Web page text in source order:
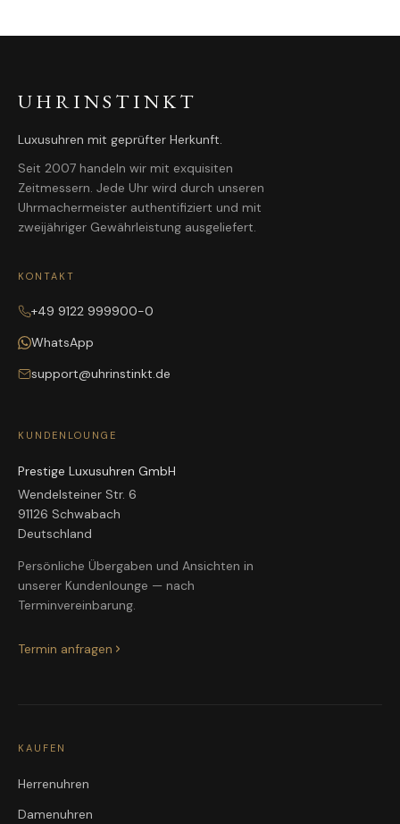
UHRINSTINKT
Luxusuhren mit geprüfter Herkunft.
Seit 2007 handeln wir mit exquisiten
Zeitmessern. Jede Uhr wird durch unseren
Uhrmachermeister authentifiziert und mit
zweijähriger Gewährleistung ausgeliefert.
KONTAKT
+49 9122 999900-0
WhatsApp
support@uhrinstinkt.de
KUNDENLOUNGE
Prestige Luxusuhren GmbH
Wendelsteiner Str. 6
91126 Schwabach
Deutschland
Persönliche Übergaben und Ansichten in
unserer Kundenlounge — nach
Terminvereinbarung.
Termin anfragen
KAUFEN
Herrenuhren
Damenuhren